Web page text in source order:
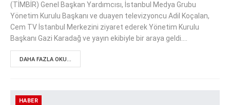
(TİMBİR) Genel Başkan Yardımcısı, İstanbul Medya Grubu
Yönetim Kurulu Başkanı ve duayen televizyoncu Adil Koçalan,
Cem TV İstanbul Merkezini ziyaret ederek Yönetim Kurulu
Başkanı Gazi Karadağ ve yayın ekibiyle bir araya geldi.…
DAHA FAZLA OKU...
HABER